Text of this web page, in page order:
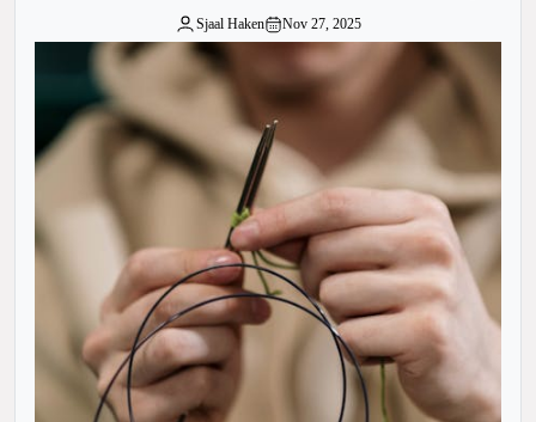
Sjaal Haken Nov 27, 2025